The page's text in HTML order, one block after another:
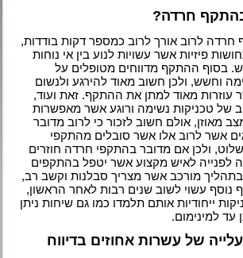
חרדה?
חרדה לרוב אורך לרוב כמספר דקות בודדות,
פיזיות אשר עשויות לנוע בין אי נוחות
בסוף ההתקף מדווחים מטופלים על
וחשש, ולכן חשוב מאוד להירגע ולנשום
עוזרות מאוד למתן את ההתקף. זאת ועוד,
של טכניקות נשימה ורוגע אשר מאפשרות
מאוזן, אולם חשוב לזכור כי לרוב מדובר
אשר לרוב אלו אשר סובלים מהתקפי
ולכן אם מדובר בהתקפי חרדה חוזרים
לפנייה לאיש מקצוע אשר יטפל בהתקפים
מורכב אשר מצריך סבלנות וקשב רב,
נוסף עשוי לשוב שנים רבות לאחר הראשון,
ייחודיות אותם תלמדו כמו גם שיחות ניתן
למינימום.
של עשרות אחוזים בדיווח